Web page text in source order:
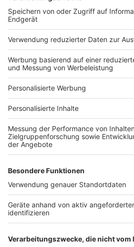
Bauprojekt-Quiz
Häuser-Suche
Hausanbieter-Suche
Bauprojekt-Profil
Für Unternehmen
Ihre Baufirma auf bauen.de
Kostenloses Infogespräch